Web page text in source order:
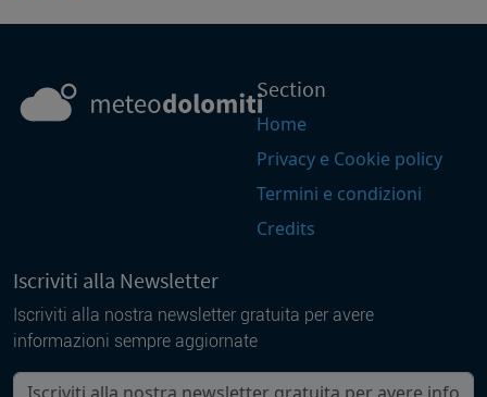
Section
Home
Privacy e Cookie policy
Termini e condizioni
Credits
Iscriviti alla Newsletter
Iscriviti alla nostra newsletter gratuita per avere
informazioni sempre aggiornate
La tua mail